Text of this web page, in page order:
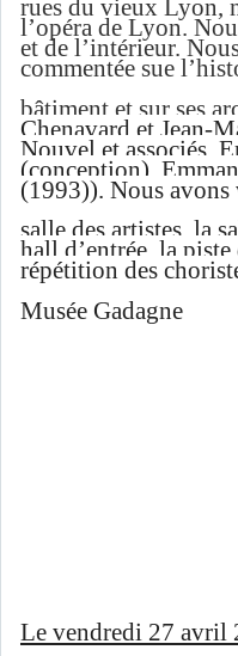
rues du vieux Lyon,
l’opéra de Lyon.
et de l’intérieur.
commentée sue
bâtiment et sur ses
Chenavard et Jean-
Nouvel et associés,
(conception),
(1993)). Nous avons
salle des artistes, la
hall d’entrée, la
répétition des
Musée Gadagne
Le vendredi 27 avril